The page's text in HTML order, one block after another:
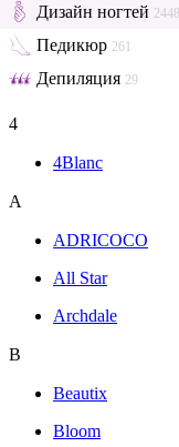
Дизайн ногтей 2448
Педикюр 261
Депиляция 29
4
4Blanc
A
ADRICOCO
All Star
Archdale
B
Beautix
Bloom